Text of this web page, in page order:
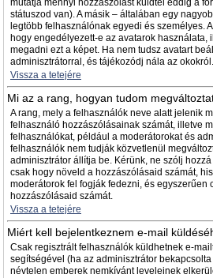
mutatja mennyi hozzászólást küldtél eddig a
státuszod van). A másik – általában egy
legtöbb felhasználónak egyedi és személyes.
hogy engedélyezett-e az avatarok használata,
megadni ezt a képet. Ha nem tudsz avatart
adminisztrátorral, és tájékozódj nála az okokról.
Vissza a tetejére
Mi az a rang, hogyan tudom
A rang, mely a felhasználók neve alatt jelenik
felhasználó hozzászólásainak számát, illetve
felhasználókat, például a moderátorokat és
felhasználók nem tudják közvetlenül
adminisztrátor állítja be. Kérünk, ne szólj
csak hogy növeld a hozzászólásaid számát,
moderátorok fel fogják fedezni, és egyszerűen
hozzászólásaid számát.
Vissza a tetejére
Miért kell bejelentkeznem e-mail
Csak regisztrált felhasználók küldhetnek e-
segítségével (ha az adminisztrátor
névtelen emberek nemkívánt leveleinek